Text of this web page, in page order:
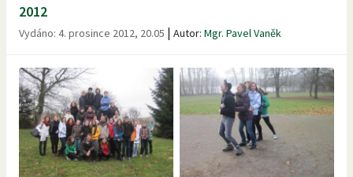
2012
Vydáno: 4. prosince 2012, 20.05 | Autor: Mgr. Pavel Vaněk